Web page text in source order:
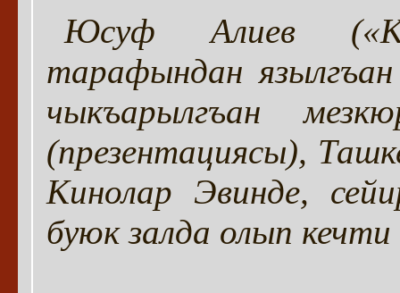
Юсуф Алиев
тарафындан
чыкъарылгъан
(презентациясы),
Кинолар Эвинде,
буюк залда олып